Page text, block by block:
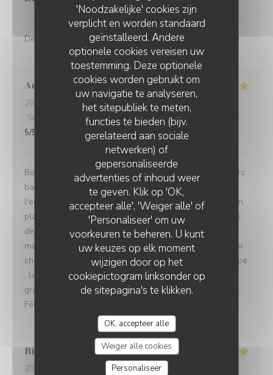
'Noodzakelijke' cookies zijn
verplicht en worden standaard
geïnstalleerd. Andere
optionele cookies vereisen uw
toestemming. Deze optionele
cookies worden gebruikt om
uw navigatie te analyseren,
het sitepubliek te meten,
functies te bieden (bijv.
gerelateerd aan sociale
netwerken) of
gepersonaliseerde
advertenties of inhoud weer
te geven. Klik op 'OK,
accepteer alle', 'Weiger alle' of
'Personaliseer' om uw
voorkeuren te beheren. U kunt
uw keuzes op elk moment
wijzigen door op het
cookiepictogram linksonder op
de sitepagina's te klikken.
OK, accepteer alle
Weiger alle cookies
Personaliseer
Des saveurs francs et vifs, un restaurant de haut niveau.
Annie
2026-08-04
- 13:00 - Gasten 3
Service
Atmosfeer: 4 /5 Keuken:5 /5 Kwaliteit / Prijs
5/5
Bon accueil, menu dejeuner original, qui sort des sentiers
battus. J'ai apprécié la créativité gustative offerte par
l'entrée de seiche et celle excellente aussi du poulpe en
plat principal.. Un autre plaisir,et non des moindres celui
des yeux qui annonce une variété de textures.. Le
magnifique vert près de la gelée dorée ( seiche), les mini
champignons ocre jaune à coté du rouge foncé du poulpe
, la présentation délicate de la pêche melba, ds son
granité à la rose.un délice pour les yeux et les papilles..
Félicitations
Billy
2026-08-04
- 12:30 - Gasten 2